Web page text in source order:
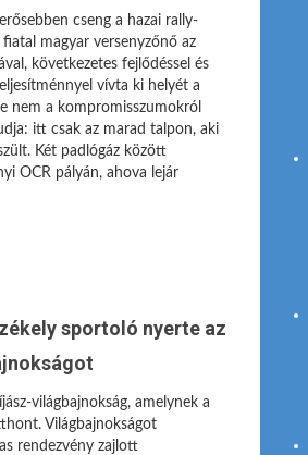
cseng a hazai rally-
magyar versenyzőnő az
következetes fejlődéssel és
vívta ki helyét a
nem a kompromisszumokról
itt csak az marad talpon, aki
Két padlógáz között
OCR pályán, ahova lejár
sportoló nyerte az
világbajnokság, amelynek a
Világbajnokságot
rendezvény zajlott